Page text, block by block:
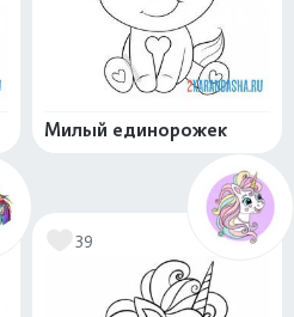
Милый единорожек
39